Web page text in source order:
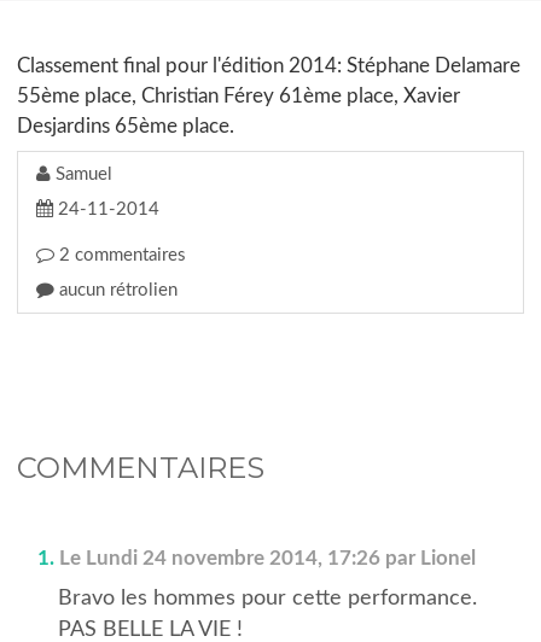
Classement final pour l'édition 2014: Stéphane Delamare
55ème place, Christian Férey 61ème place, Xavier
Desjardins 65ème place.
Samuel
24-11-2014
2 commentaires
aucun rétrolien
COMMENTAIRES
1.Le Lundi 24 novembre 2014, 17:26 par Lionel
Bravo les hommes pour cette performance.
PAS BELLE LA VIE !